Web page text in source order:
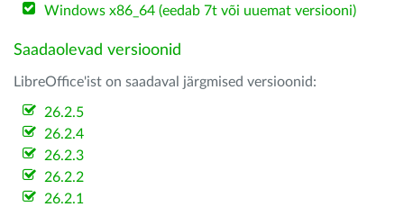
Windows x86_64 (eedab 7t või uuemat versiooni)
Saadaolevad versioonid
LibreOffice'ist on saadaval järgmised versioonid:
26.2.5
26.2.4
26.2.3
26.2.2
26.2.1